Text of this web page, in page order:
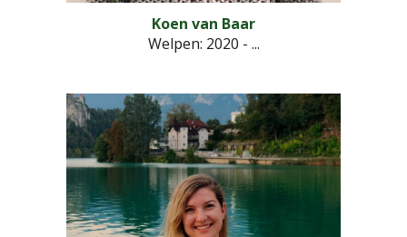
Koen van Baar
Welpen: 2020 - ...